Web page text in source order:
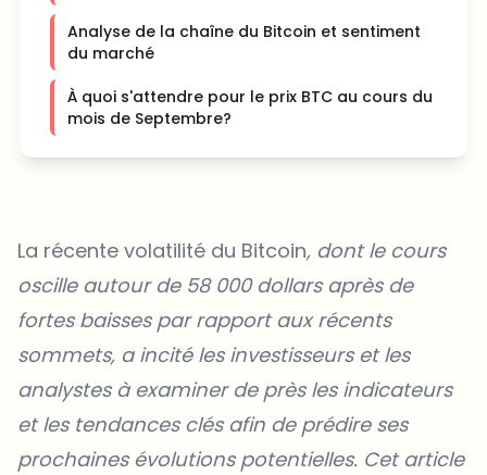
Analyse de la chaîne du Bitcoin et sentiment
du marché
À quoi s'attendre pour le prix BTC au cours du
mois de Septembre?
La récente volatilité du Bitcoin, dont le cours
oscille autour de 58 000 dollars après de
fortes baisses par rapport aux récents
sommets, a incité les investisseurs et les
analystes à examiner de près les indicateurs
et les tendances clés afin de prédire ses
prochaines évolutions potentielles. Cet article